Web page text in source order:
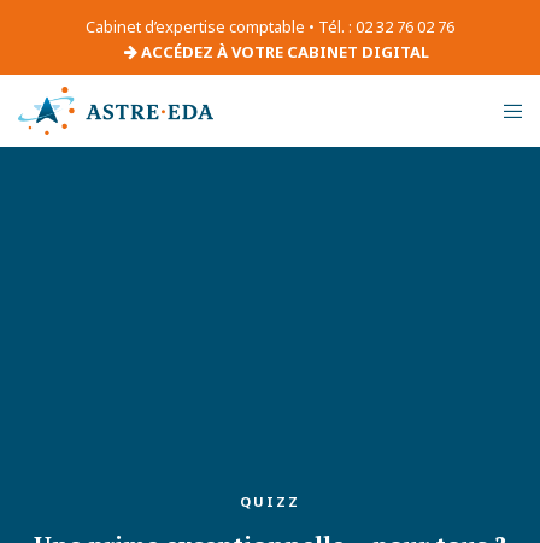
Cabinet d’expertise comptable • Tél. : 02 32 76 02 76
ACCÉDEZ À VOTRE CABINET DIGITAL
QUIZZ